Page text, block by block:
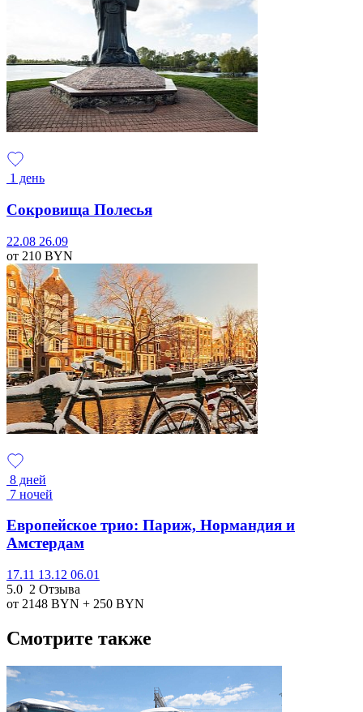
1 день
Сокровища Полесья
22.08 26.09
от 210 BYN
8 дней
7 ночей
Европейское трио: Париж, Нормандия и
Амстердам
17.11 13.12 06.01
5.0 2 Отзыва
от 2148 BYN + 250 BYN
Смотрите также